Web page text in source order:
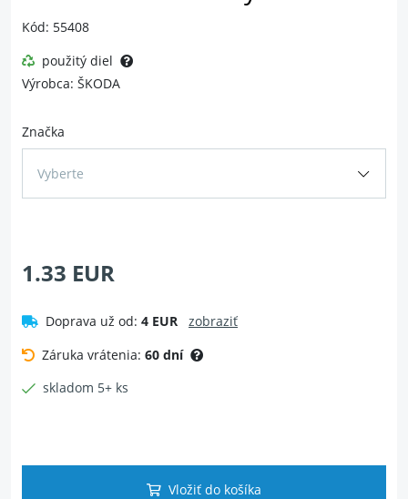
Kód: 55408
použitý diel
Výrobca: ŠKODA
Značka
Vyberte
1.33 EUR
Doprava už od: 4 EUR
zobraziť
Záruka vrátenia: 60 dní
skladom 5+ ks
Vložiť do košíka